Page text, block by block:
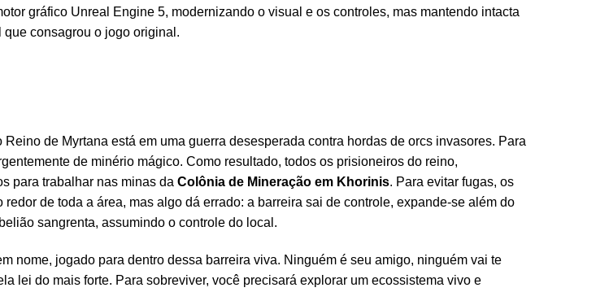
gráfico Unreal Engine 5, modernizando o visual e os controles, mas mantendo intacta
consagrou o jogo original.
de Myrtana está em uma guerra desesperada contra hordas de orcs invasores. Para
de minério mágico. Como resultado, todos os prisioneiros do reino,
para trabalhar nas minas da Colônia de Mineração em Khorinis. Para evitar fugas, os
de toda a área, mas algo dá errado: a barreira sai de controle, expande-se além do
sangrenta, assumindo o controle do local.
nome, jogado para dentro dessa barreira viva. Ninguém é seu amigo, ninguém vai te
lei do mais forte. Para sobreviver, você precisará explorar um ecossistema vivo e